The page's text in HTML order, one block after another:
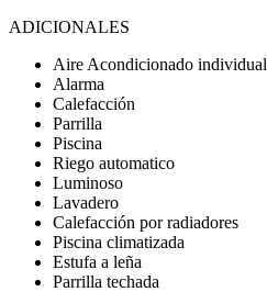
ADICIONALES
Aire Acondicionado individual
Alarma
Calefacción
Parrilla
Piscina
Riego automatico
Luminoso
Lavadero
Calefacción por radiadores
Piscina climatizada
Estufa a leña
Parrilla techada